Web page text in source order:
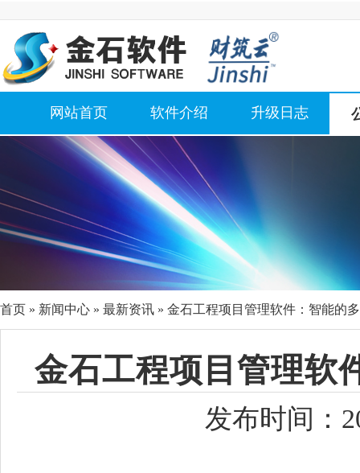
网站首页 软件介绍 升级日志
首页 » 新闻中心 » 最新资讯 » 金石工程项目管理软件：智能的
金石工程项目管理软
发布时间：